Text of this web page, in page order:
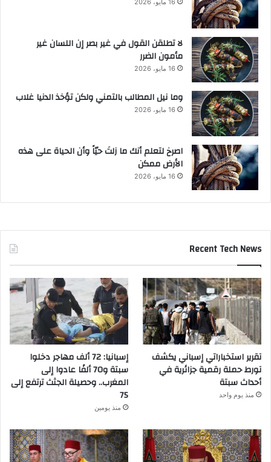
لا تطلقن القول في غير بصر إن اللسان غير
مأمون الضرر
16 مايو، 2026
وما نيل المطالب بالتمني ولكن تؤخذ الدنيا غلاب
16 مايو، 2026
‫اصرخ لتعلم أنك ما زلتَ حيّاً وأن الحياة على هذه
الأرض ممكن
16 مايو، 2026
Recent Tech News
تقرير استخباراتي إسباني يكشف
تورط حملة رقمية جزائرية في
أحداث سبتة
منذ يوم واحد
إسبانيا: 72 ألف مهاجر دخلوا
سبتة و70 ألفًا عادوا إلى
المغرب.. وحصيلة الجثث ترتفع إلى
75
منذ يومين